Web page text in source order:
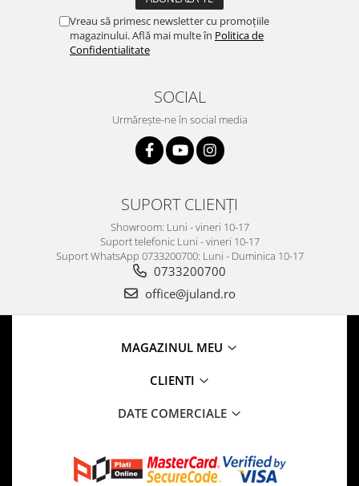
Vreau să primesc newsletter cu promoțiile
magazinului. Află mai multe în Politica de
Confidentialitate
SOCIAL
Urmărește-ne în social media
SUPORT CLIENȚI
Showroom: Luni - vineri 10-17
Suport telefonic Luni - vineri 10-17
Suport WhatsApp 0733200700: Luni - Duminica 10-17
0733200700
office@juland.ro
MAGAZINUL MEU
CLIENTI
DATE COMERCIALE